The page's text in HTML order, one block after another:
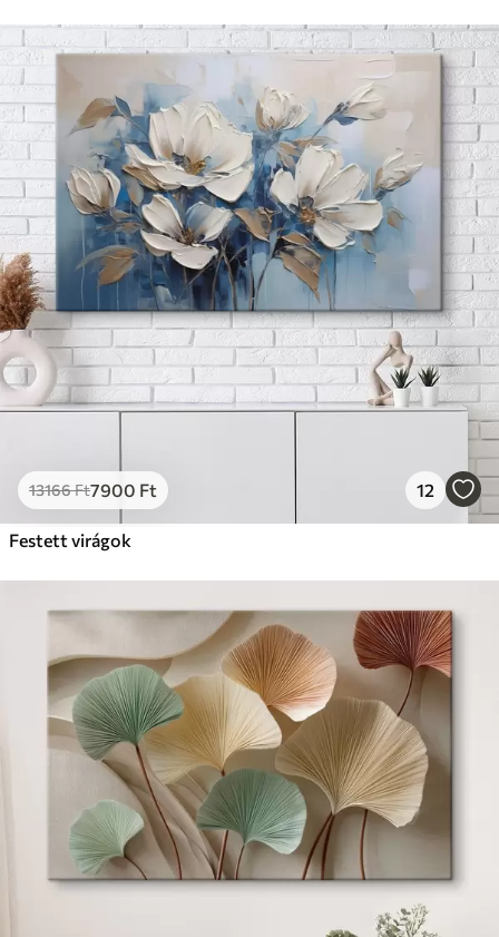
13166Ft7900 Ft 12
Festett virágok